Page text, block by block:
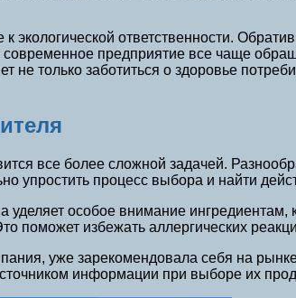
ответственности.
предприятие все чаще
только заботиться о здоровье
все более сложной задачей.
упростить процесс выбора и найти
особое внимание ингредиентам,
поможет избежать аллергических
уже зарекомендовала себя на
информации при выборе их